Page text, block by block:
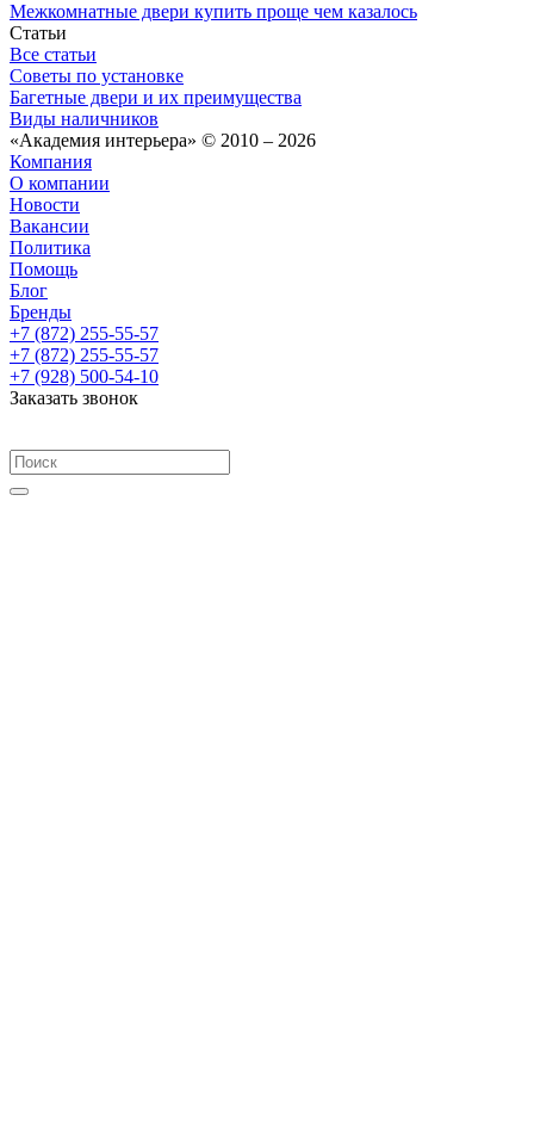
Межкомнатные двери купить проще чем казалось
Статьи
Все статьи
Советы по установке
Багетные двери и их преимущества
Виды наличников
«Академия интерьера» © 2010 – 2026
Компания
О компании
Новости
Вакансии
Политика
Помощь
Блог
Бренды
+7 (872) 255-55-57
+7 (872) 255-55-57
+7 (928) 500-54-10
Заказать звонок